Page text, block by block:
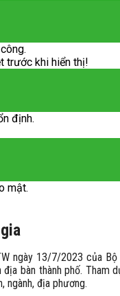
trước khi hiển thị!
định.
mật.
ngày 13/7/2023 của
bàn thành phố. Tham
ngành, địa phương.